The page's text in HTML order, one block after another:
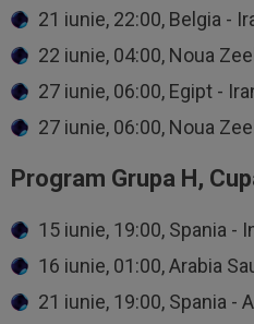
21 iunie, 22:00, Belgia -
22 iunie, 04:00, Noua
27 iunie, 06:00, Egipt -
27 iunie, 06:00, Noua
Program Grupa H,
15 iunie, 19:00, Spania -
16 iunie, 01:00, Arabia
21 iunie, 19:00, Spania -